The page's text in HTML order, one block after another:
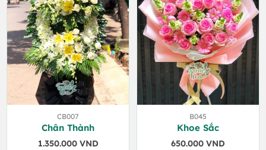
CB007
Chân Thành
1.350.000 VND
B045
Khoe Sắc
650.000 VND